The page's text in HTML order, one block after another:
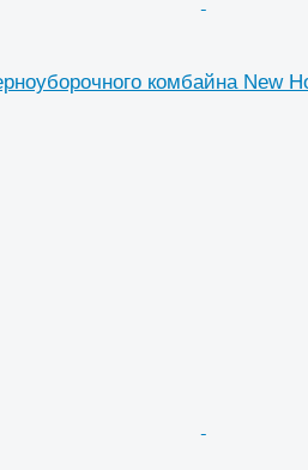
комбайна New